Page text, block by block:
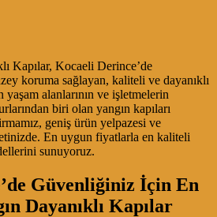
Kapılar, Kocaeli Derince’de
koruma sağlayan, kaliteli ve dayanıklı
alanlarının ve işletmelerin
biri olan yangın kapıları
geniş ürün yelpazesi ve
En uygun fiyatlarla en kaliteli
sunuyoruz.
Güvenliğiniz İçin En
Dayanıklı Kapılar